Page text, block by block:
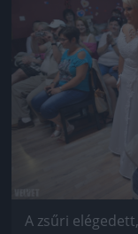
A zsűri